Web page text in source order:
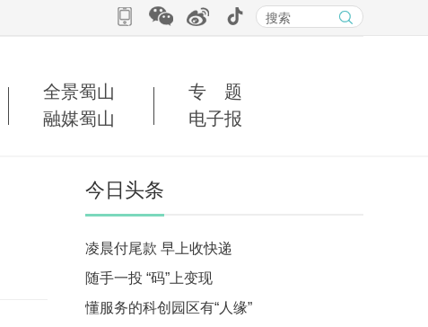
全景蜀山
专 题
融媒蜀山 电子报
今日头条
凌晨付尾款 早上收快递
随手一投 “码”上变现
懂服务的科创园区有“人缘”